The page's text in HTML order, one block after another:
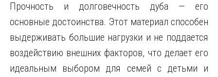
Прочность и долговечность дуба — его
основные достоинства. Этот материал способен
выдерживать большие нагрузки и не поддается
воздействию внешних факторов, что делает его
идеальным выбором для семей с детьми и